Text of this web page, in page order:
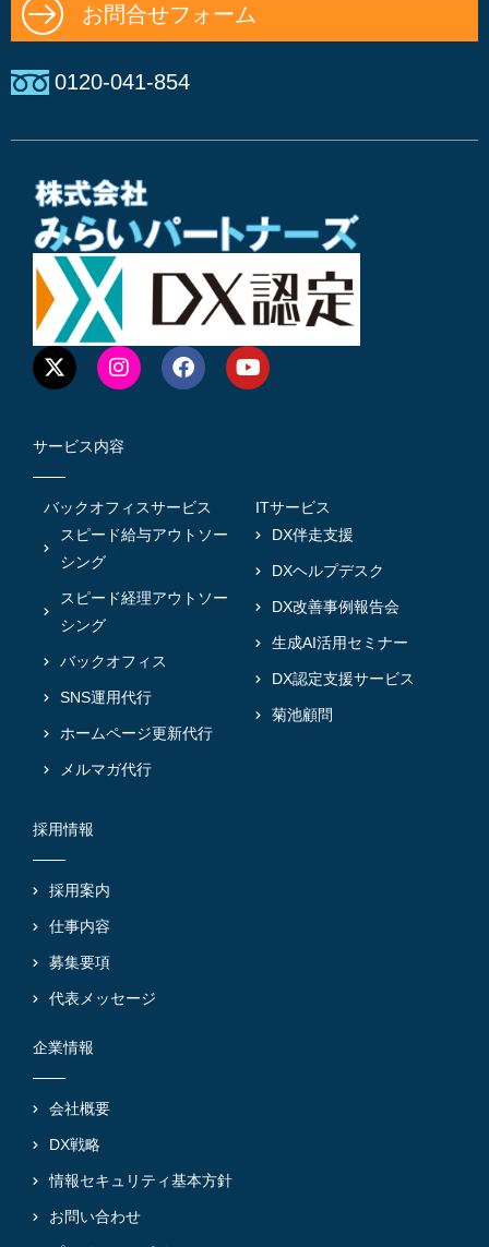
お問合せフォーム
0120-041-854
サービス内容
バックオフィスサービス
スピード給与アウトソー
シング
スピード経理アウトソー
シング
バックオフィス
SNS運用代行
ホームページ更新代行
メルマガ代行
ITサービス
DX伴走支援
DXヘルプデスク
DX改善事例報告会
生成AI活用セミナー
DX認定支援サービス
菊池顧問
採用情報
採用案内
仕事内容
募集要項
代表メッセージ
企業情報
会社概要
DX戦略
情報セキュリティ基本方針
お問い合わせ